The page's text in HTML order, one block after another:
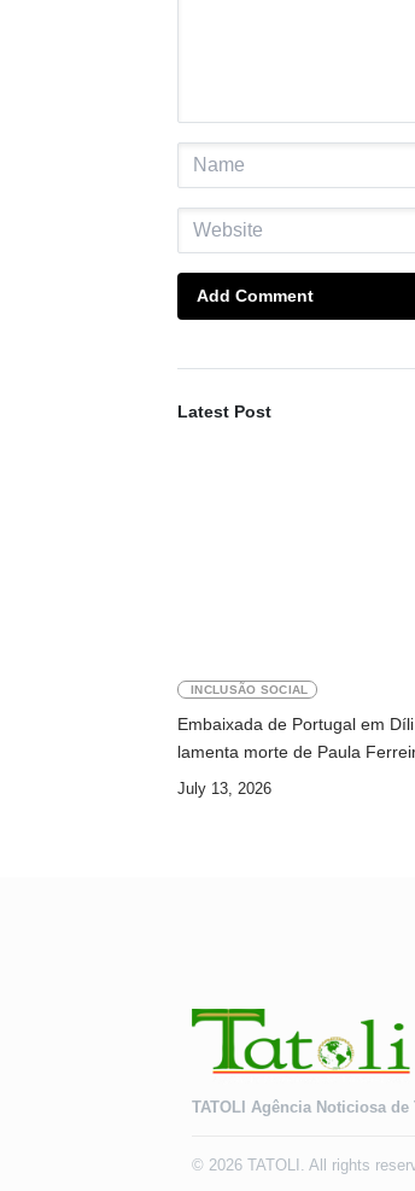
Add Comment
Latest Post
INCLUSÃO SOCIAL
Embaixada de Portugal em Díli
lamenta morte de Paula
July 13, 2026
TATOLI Agência Noticiosa de
© 2026 TATOLI. All rights